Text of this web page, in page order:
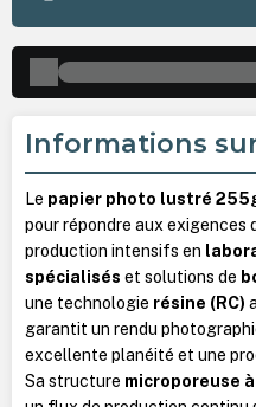
Informations
Le papier photo lustré
pour répondre aux exigences
production intensifs en
spécialisés et solutions de
une technologie résine (RC)
garantit un rendu
excellente planéité et une
Sa structure microporeuse